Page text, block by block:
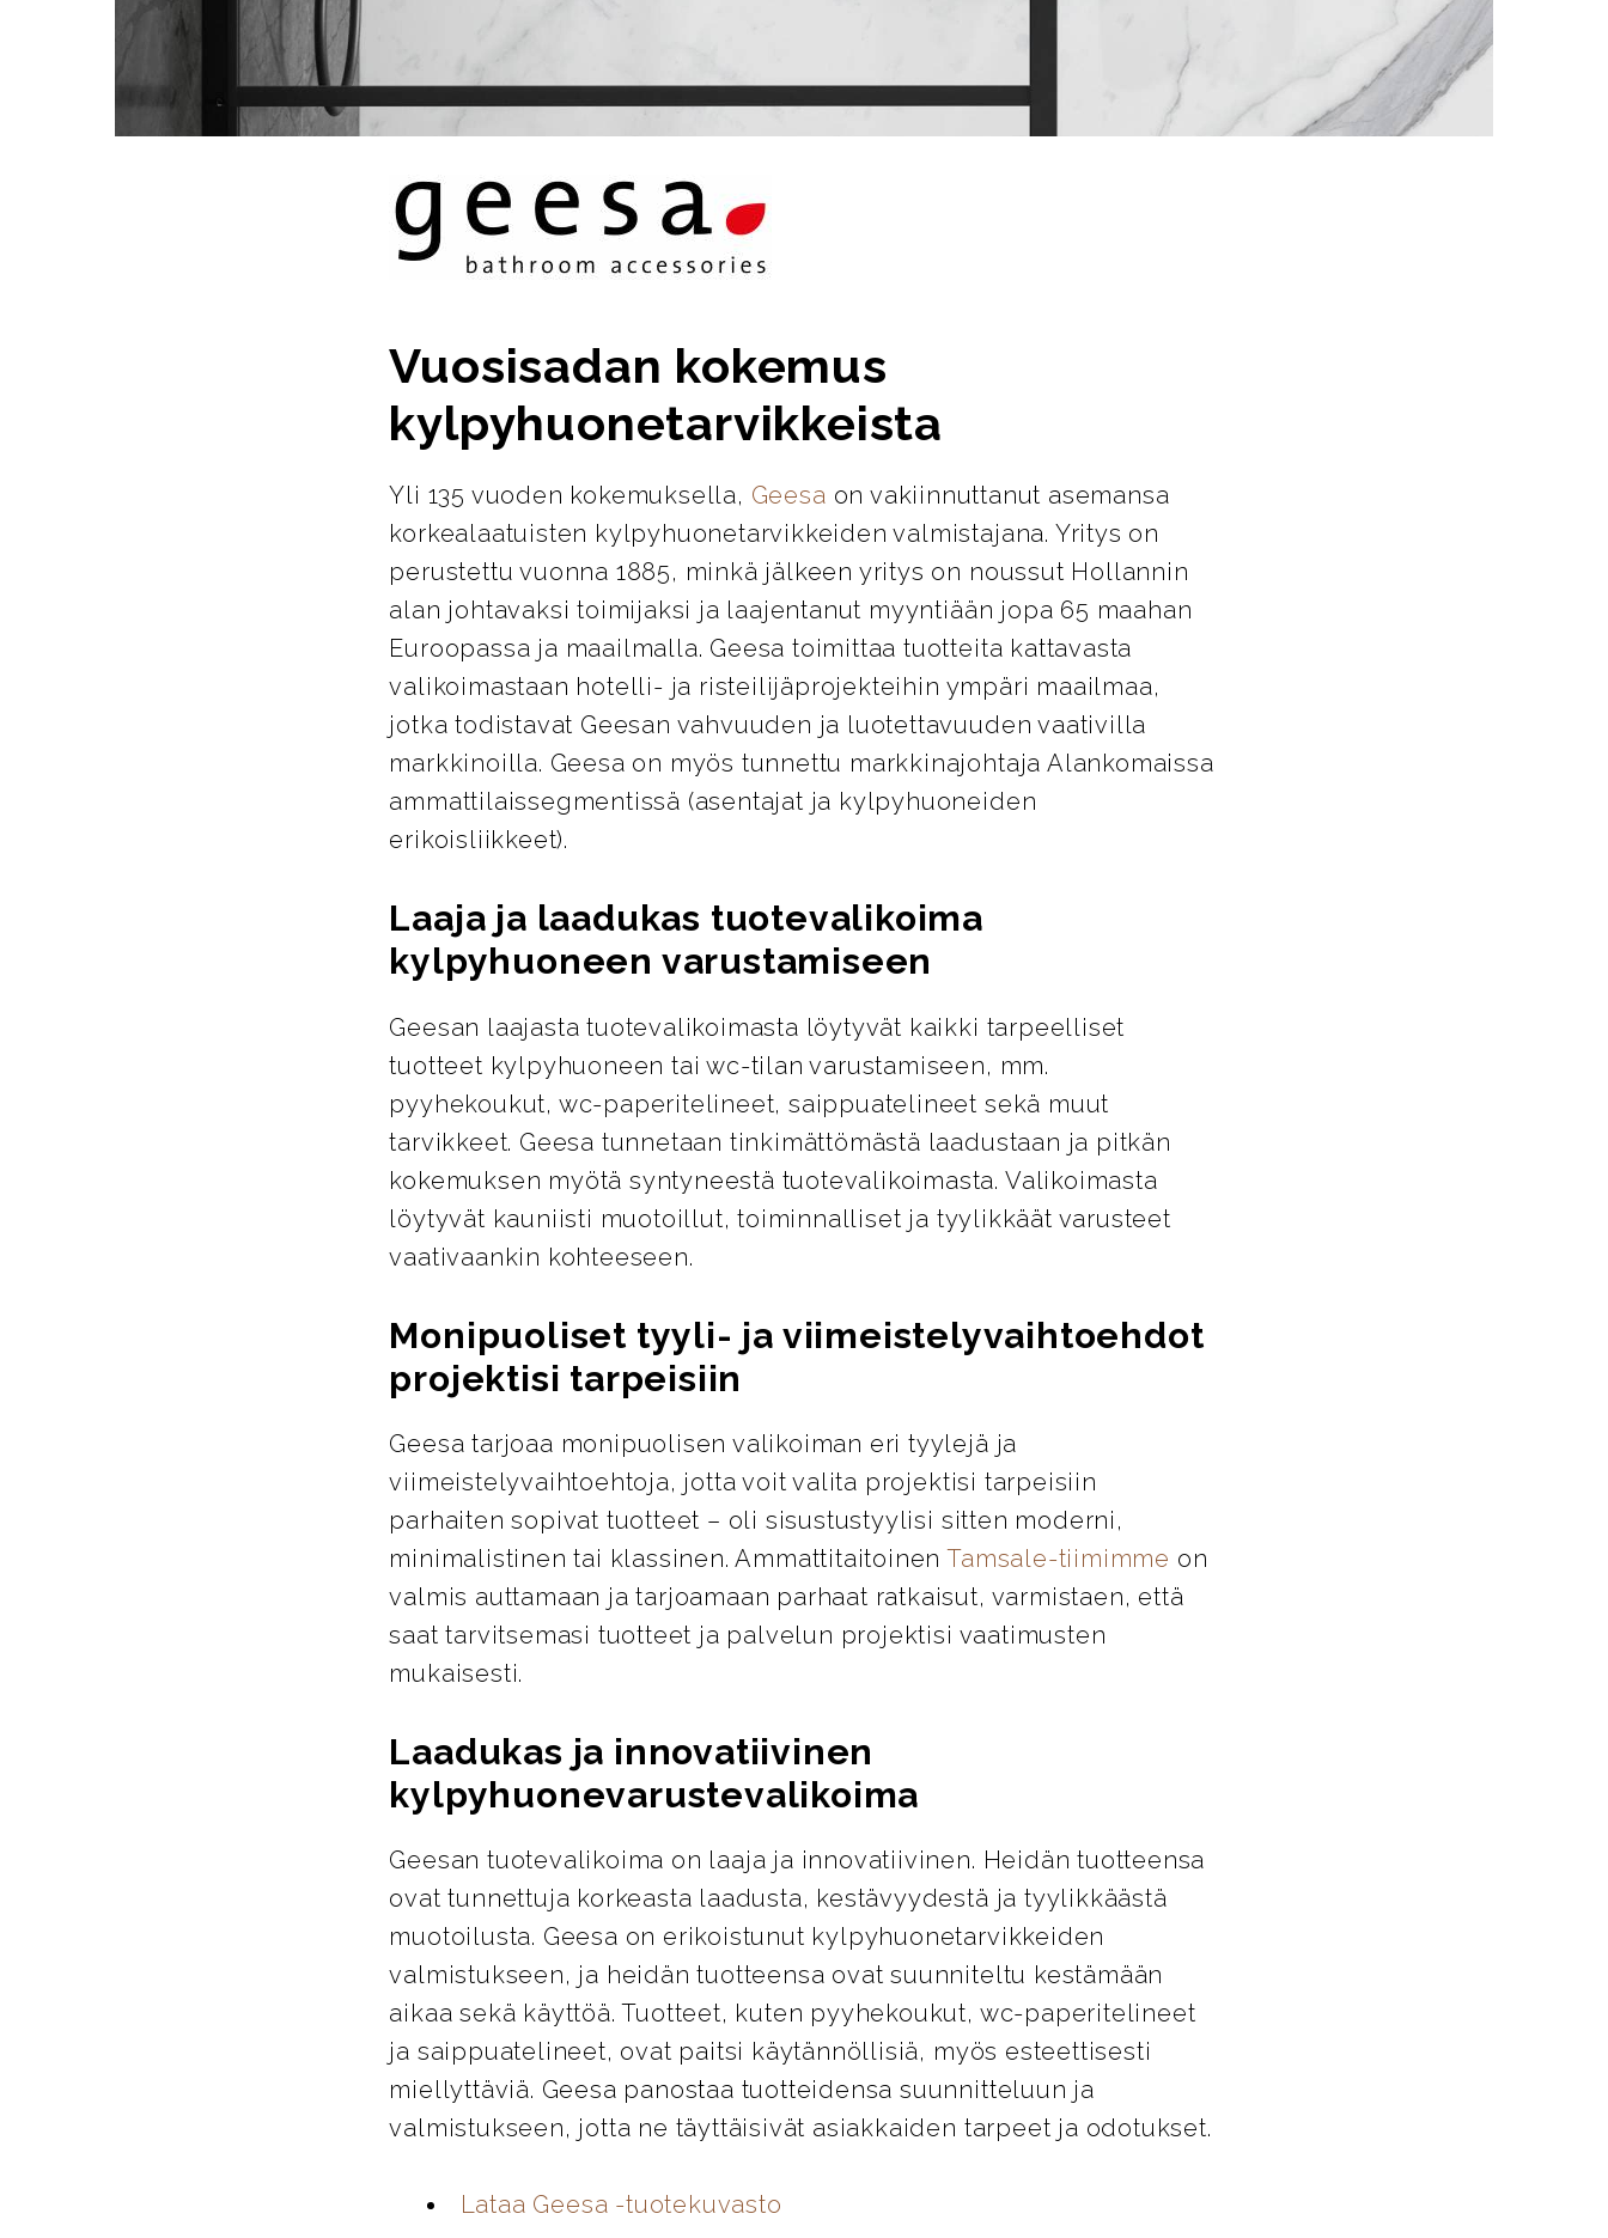
Vuosisadan kokemus
kylpyhuonetarvikkeista
Yli 135 vuoden kokemuksella, Geesa on vakiinnuttanut asemansa
korkealaatuisten kylpyhuonetarvikkeiden valmistajana. Yritys on
perustettu vuonna 1885, minkä jälkeen yritys on noussut Hollannin
alan johtavaksi toimijaksi ja laajentanut myyntiään jopa 65 maahan
Euroopassa ja maailmalla. Geesa toimittaa tuotteita kattavasta
valikoimastaan hotelli- ja risteilijäprojekteihin ympäri maailmaa,
jotka todistavat Geesan vahvuuden ja luotettavuuden vaativilla
markkinoilla. Geesa on myös tunnettu markkinajohtaja Alankomaissa
ammattilaissegmentissä (asentajat ja kylpyhuoneiden
erikoisliikkeet).
Laaja ja laadukas tuotevalikoima
kylpyhuoneen varustamiseen
Geesan laajasta tuotevalikoimasta löytyvät kaikki tarpeelliset
tuotteet kylpyhuoneen tai wc-tilan varustamiseen, mm.
pyyhekoukut, wc-paperitelineet, saippuatelineet sekä muut
tarvikkeet. Geesa tunnetaan tinkimättömästä laadustaan ja pitkän
kokemuksen myötä syntyneestä tuotevalikoimasta. Valikoimasta
löytyvät kauniisti muotoillut, toiminnalliset ja tyylikkäät varusteet
vaativaankin kohteeseen.
Monipuoliset tyyli- ja viimeistelyvaihtoehdot
projektisi tarpeisiin
Geesa tarjoaa monipuolisen valikoiman eri tyylejä ja
viimeistelyvaihtoehtoja, jotta voit valita projektisi tarpeisiin
parhaiten sopivat tuotteet – oli sisustustyylisi sitten moderni,
minimalistinen tai klassinen. AmmattitaitoinenTamsale-tiimimme on
valmis auttamaan ja tarjoamaan parhaat ratkaisut, varmistaen, että
saat tarvitsemasi tuotteet ja palvelun projektisi vaatimusten
mukaisesti.
Laadukas ja innovatiivinen
kylpyhuonevarustevalikoima
Geesan tuotevalikoima on laaja ja innovatiivinen. Heidän tuotteensa
ovat tunnettuja korkeasta laadusta, kestävyydestä ja tyylikkäästä
muotoilusta. Geesa on erikoistunut kylpyhuonetarvikkeiden
valmistukseen, ja heidän tuotteensa ovat suunniteltu kestämään
aikaa sekä käyttöä. Tuotteet, kuten pyyhekoukut, wc-paperitelineet
ja saippuatelineet, ovat paitsi käytännöllisiä, myös esteettisesti
miellyttäviä. Geesa panostaa tuotteidensa suunnitteluun ja
valmistukseen, jotta ne täyttäisivät asiakkaiden tarpeet ja odotukset.
Lataa Geesa -tuotekuvasto